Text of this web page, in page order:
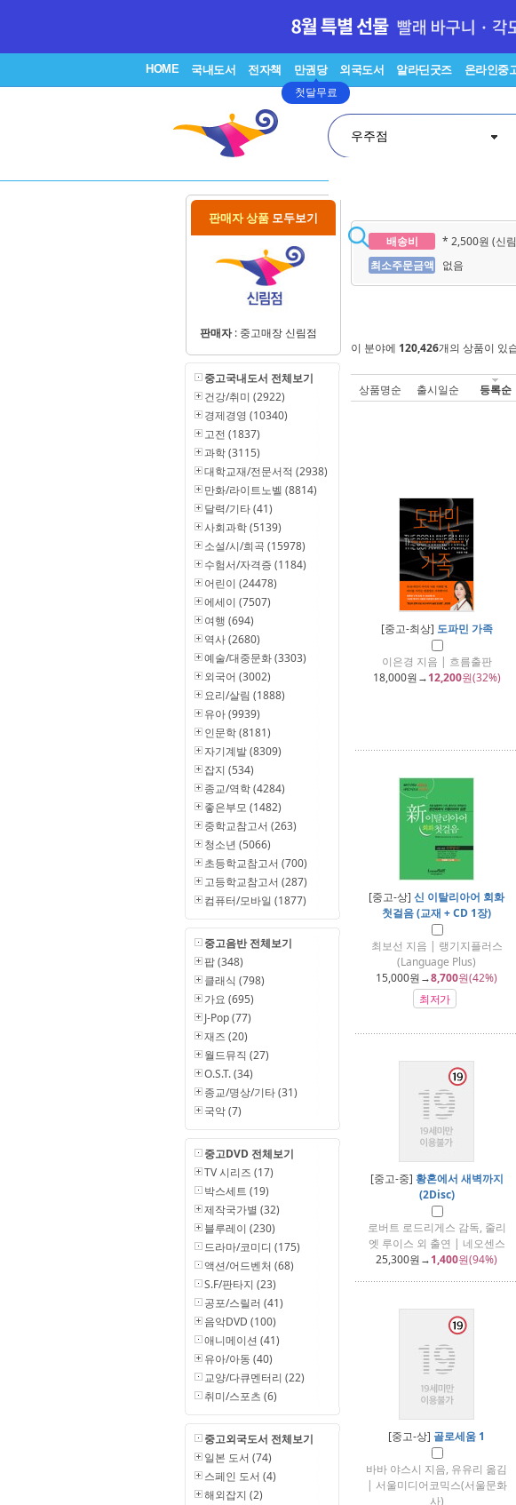
HOME 국내도서 전자책 만권당
첫달무료
외국도서 알라딘굿즈 온라인중
우주점
판매자 상품 모두보기
판매자: 중고매장 신림점
중고국내도서 전체보기
건강/취미 (2922)
경제경영 (10340)
고전 (1837)
과학 (3115)
대학교재/전문서적 (2938)
만화/라이트노벨 (8814)
달력/기타 (41)
사회과학 (5139)
소설/시/희곡 (15978)
수험서/자격증 (1184)
어린이 (24478)
에세이 (7507)
여행 (694)
역사 (2680)
예술/대중문화 (3303)
외국어 (3002)
요리/살림 (1888)
유아 (9939)
인문학 (8181)
자기계발 (8309)
잡지 (534)
종교/역학 (4284)
좋은부모 (1482)
중학교참고서 (263)
청소년 (5066)
초등학교참고서 (700)
고등학교참고서 (287)
컴퓨터/모바일 (1877)
중고음반 전체보기
팝 (348)
클래식 (798)
가요 (695)
J-Pop (77)
재즈 (20)
월드뮤직 (27)
O.S.T. (34)
종교/명상/기타 (31)
국악 (7)
중고DVD 전체보기
TV 시리즈 (17)
박스세트 (19)
제작국가별 (32)
블루레이 (230)
드라마/코미디 (175)
액션/어드벤처 (68)
S.F/판타지 (23)
공포/스릴러 (41)
음악DVD (100)
애니메이션 (41)
유아/아동 (40)
교양/다큐멘터리 (22)
취미/스포츠 (6)
중고외국도서 전체보기
일본 도서 (74)
스페인 도서 (4)
해외잡지 (2)
배송비
* 2,500원 (신
최소주문금액
없음
이 분야에 120,426개의 상품이 있
상품명순 출시일순 등록순
[중고-최상] 도파민 가족
이은경 지음 | 흐름출판
18,000원→12,200원(32%)
[중고-상] 신 이탈리아어 회화
첫걸음 (교재 + CD 1장)
최보선 지음 | 랭기지플러스
(Language Plus)
15,000원→8,700원(42%)
최저가
[중고-중] 황혼에서 새벽까지
(2Disc)
로버트 로드리게스 감독, 줄리
엣 루이스 외 출연 | 네오센스
25,300원→1,400원(94%)
[중고-상] 골로세움 1
바바 야스시 지음, 유유리 옮김
| 서울미디어코믹스(서울문화
사)